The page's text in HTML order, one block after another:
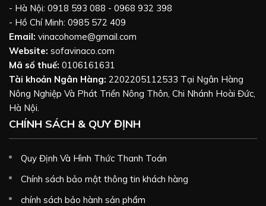
- Hà Nội: 0918 593 088 - 0968 932 398
- Hồ Chí Minh: 0985 572 409
Email: vinacohome@gmail.com
Website: sofavinaco.com
Mã số thuế: 0106161631
Tài khoản Ngân Hàng: 2202205112533 Tại Ngân Hàng
Nông Nghiệp Và Phát Triển Nông Thôn, Chi Nhánh Hoài Đức,
Hà Nội.
CHÍNH SÁCH & QUY ĐỊNH
Quy Định Và Hình Thức Thanh Toán
Chính sách bảo mật thông tin khách hàng
chính sách bảo hành sản phẩm